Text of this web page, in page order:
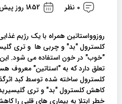
0 نظر 1852 روز پیش
روزوواستاتین همراه با یک رژیم
کلسترول "بد" و چربی ها و تری
"خوب" در خون استفاده می شود. این
تعلق دارد که به "استاتین" معروف
کلسترول ساخته شده توسط کبد
کاهش کلسترول "بد" و تری
خطر ابتلا به بیماری های قلبی را